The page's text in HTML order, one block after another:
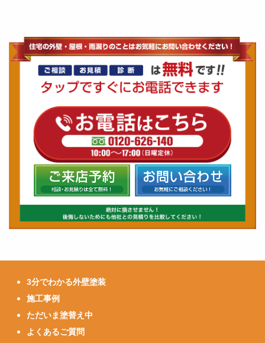
3分でわかる外壁塗装
施工事例
ただいま塗替え中
よくあるご質問